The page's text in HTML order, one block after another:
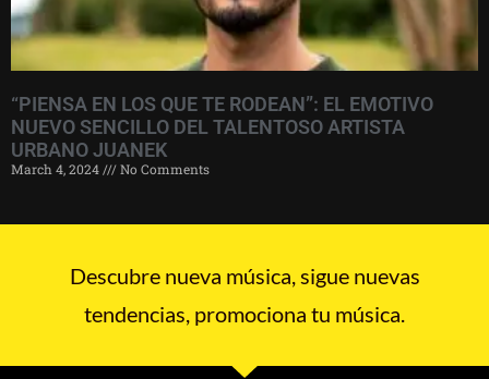
“PIENSA EN LOS QUE TE RODEAN”: EL EMOTIVO
NUEVO SENCILLO DEL TALENTOSO ARTISTA
URBANO JUANEK
March 4, 2024 No Comments
Descubre nueva música, sigue nuevas
tendencias, promociona tu música.